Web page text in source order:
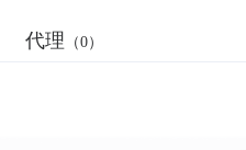
代理 （0）